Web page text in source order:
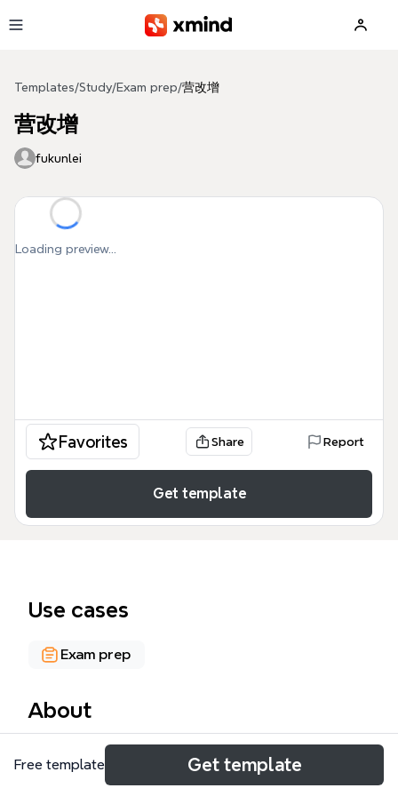
Templates/Study/Exam prep/营改增
营改增
fukunlei
Loading preview...
Favorites Share Report
Get template
Use cases
Exam prep
About
营改增（营业税改征增值税）是中国财税领域的重要改
革，本模板专为备考税务师、注册会计师及财税从业者
Free template Get template